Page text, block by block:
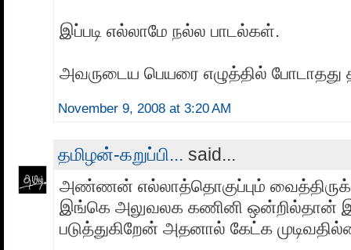
இப்படி எல்லாமே நல்ல பாடல்கள்.
அவருடைய பெயரை எழுத்தில் போடாதது
November 9, 2008 at 3:20 AM
தமிழன்-கறுப்பி... said...
அண்ணன் எல்லாத்தொகுப்பும்
இங்கெ அலுவலக கணினி
படுத்துகிறேன் அதனால் கேட்க